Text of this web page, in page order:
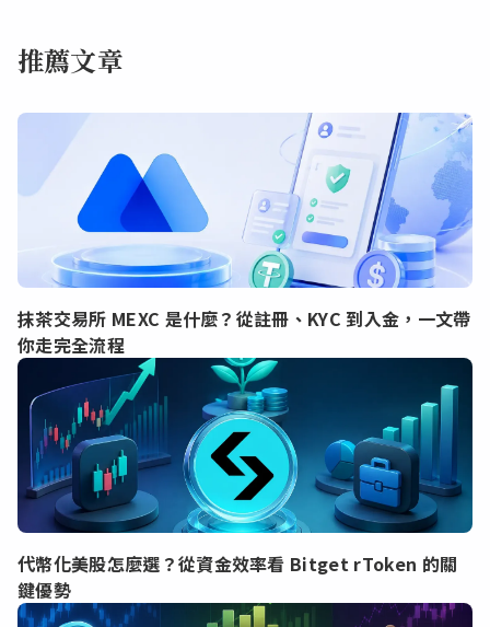
推薦文章
抹茶交易所 MEXC 是什麼？從註冊、KYC 到入金，一文帶
你走完全流程
代幣化美股怎麼選？從資金效率看 Bitget rToken 的關
鍵優勢